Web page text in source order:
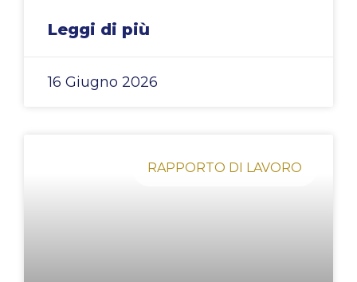
Leggi di più
16 Giugno 2026
RAPPORTO DI LAVORO